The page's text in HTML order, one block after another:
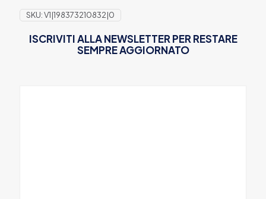
SKU:V1|198373210832|0
ISCRIVITI ALLA NEWSLETTER PER RESTARE
SEMPRE AGGIORNATO